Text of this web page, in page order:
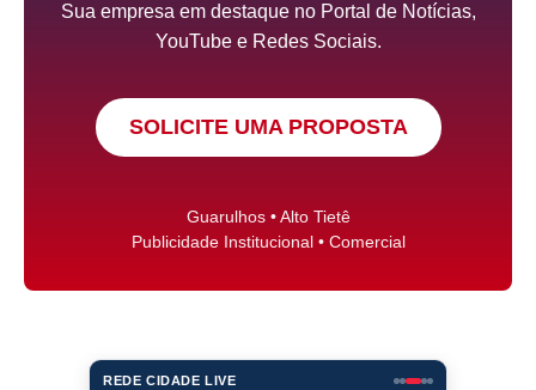
Sua empresa em destaque no Portal de Notícias,
YouTube e Redes Sociais.
SOLICITE UMA PROPOSTA
Guarulhos • Alto Tietê
Publicidade Institucional • Comercial
REDE CIDADE LIVE